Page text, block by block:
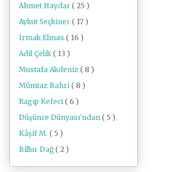
Ahmet Haydar ( 25 )
Aykut Seçkiner ( 17 )
Irmak Elmas ( 16 )
Adil Çelik ( 13 )
Mustafa Akdeniz ( 8 )
Mümtaz Bahri ( 8 )
Ragıp Kefeci ( 6 )
Düşünce Dünyası'ndan ( 5 )
Kâşif M. ( 5 )
Billur Dağ ( 2 )